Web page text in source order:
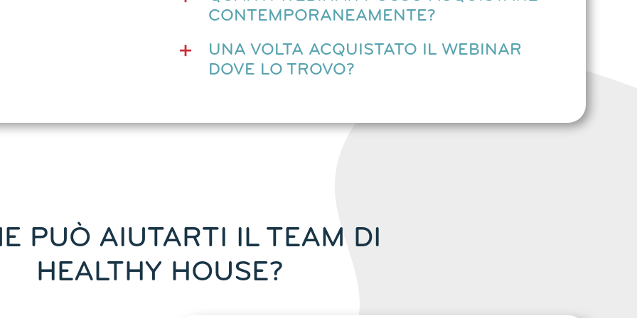
CONTEMPORANEAMENTE?
UNA VOLTA ACQUISTATO IL WEBINAR
DOVE LO TROVO?
PUÒ AIUTARTI IL TEAM DI
HEALTHY HOUSE?